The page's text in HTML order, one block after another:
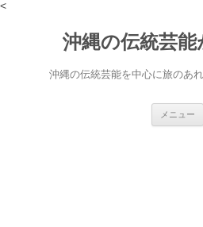
<
沖縄の伝統芸能
沖縄の伝統芸能を中心に旅のあ
メニュー